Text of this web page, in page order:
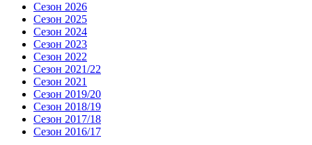
Сезон 2026
Сезон 2025
Сезон 2024
Сезон 2023
Сезон 2022
Сезон 2021/22
Сезон 2021
Сезон 2019/20
Сезон 2018/19
Сезон 2017/18
Сезон 2016/17